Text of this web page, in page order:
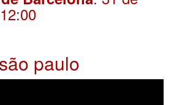
paulo